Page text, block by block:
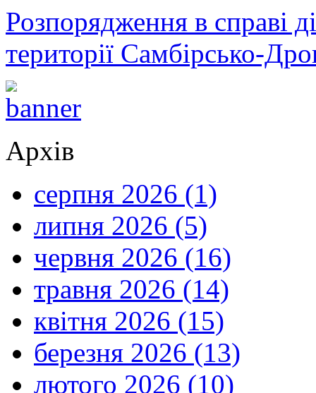
Розпорядження в справі
території Самбірсько-
Архів
серпня 2026 (1)
липня 2026 (5)
червня 2026 (16)
травня 2026 (14)
квітня 2026 (15)
березня 2026 (13)
лютого 2026 (10)